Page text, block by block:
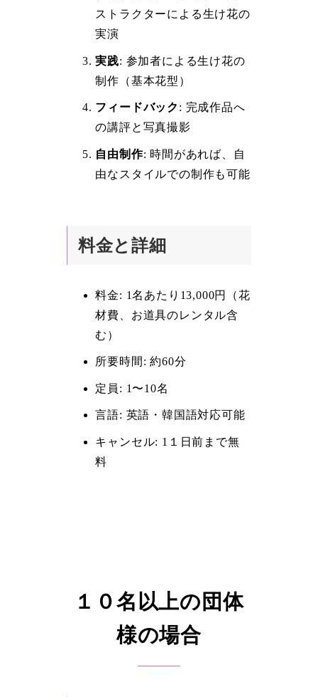
ストラクターによる生け花の
実演
実践: 参加者による生け花の
制作（基本花型）
フィードバック : 完成作品へ
の講評と写真撮影
自由制作: 時間があれば、自
由なスタイルでの制作も可能
料金と詳細
料金: 1名あたり13,000円（花
材費、お道具のレンタル含
む）
所要時間: 約60分
定員: 1〜10名
言語: 英語・韓国語対応可能
キャンセル: 1１日前まで無
料
１０名以上の団体
様の場合